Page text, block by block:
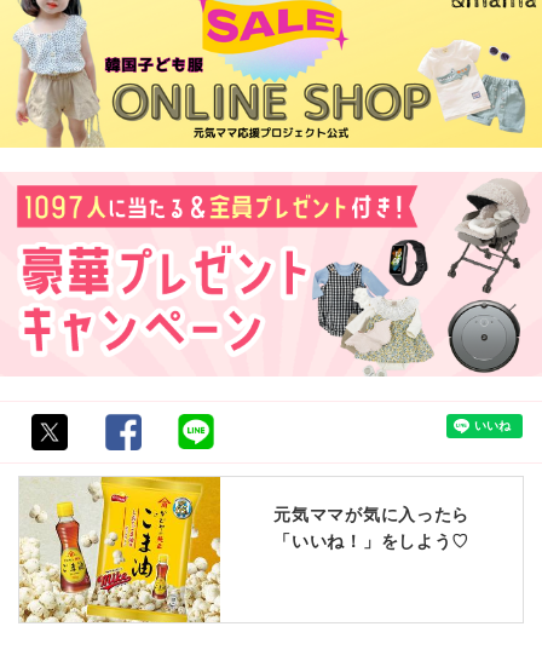
元気ママが気に入ったら
「いいね！」をしよう♡